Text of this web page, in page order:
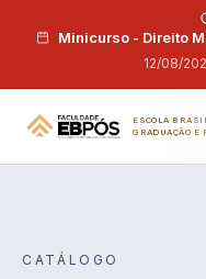
Minicurso - Direito
12/08/
ESCOLA
GRADUAÇÃO E
CATÁLOGO